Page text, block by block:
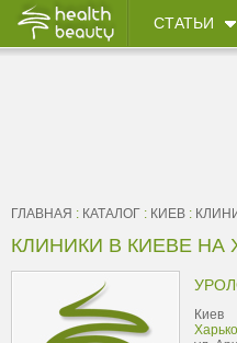
СТАТЬИ
ГЛАВНАЯ : КАТАЛОГ : КИЕВ :
КЛИНИКИ В КИЕВЕ НА
Киев